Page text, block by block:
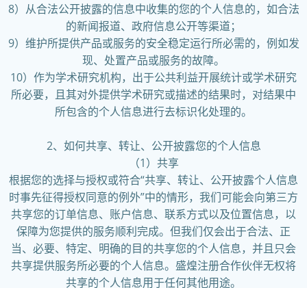
8）从合法公开披露的信息中收集的您的个人信息的，如合法
的新闻报道、政府信息公开等渠道；
9）维护所提供产品或服务的安全稳定运行所必需的，例如发
现、处置产品或服务的故障。
10）作为学术研究机构，出于公共利益开展统计或学术研究
所必要，且其对外提供学术研究或描述的结果时，对结果中
所包含的个人信息进行去标识化处理的。
2、如何共享、转让、公开披露您的个人信息
（1）共享
根据您的选择与授权或符合“共享、转让、公开披露个人信息
时事先征得授权同意的例外”中的情形，我们可能会向第三方
共享您的订单信息、账户信息、联系方式以及位置信息，以
保障为您提供的服务顺利完成。但我们仅会出于合法、正
当、必要、特定、明确的目的共享您的个人信息，并且只会
共享提供服务所必要的个人信息。盛煌注册合作伙伴无权将
共享的个人信息用于任何其他用途。